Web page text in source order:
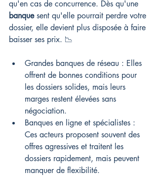
qu'en cas de concurrence. Dès qu'une
banque sent qu'elle pourrait perdre votre
dossier, elle devient plus disposée à faire
baisser ses prix. 📉
Grandes banques de réseau : Elles
offrent de bonnes conditions pour
les dossiers solides, mais leurs
marges restent élevées sans
négociation.
Banques en ligne et spécialistes :
Ces acteurs proposent souvent des
offres agressives et traitent les
dossiers rapidement, mais peuvent
manquer de flexibilité.